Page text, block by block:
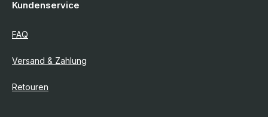
Kundenservice
FAQ
Versand & Zahlung
Retouren